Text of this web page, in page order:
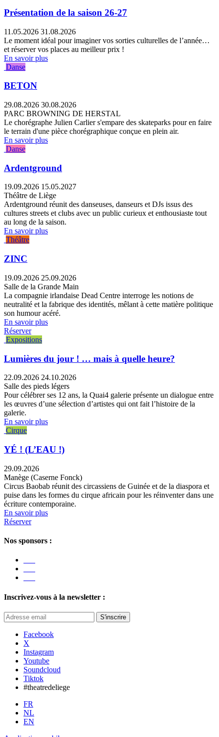
Présentation de la saison 26-27
11.05.2026 31.08.2026
Le moment idéal pour imaginer vos sorties culturelles de l’année…
et réserver vos places au meilleur prix !
En savoir plus
Danse
BETON
29.08.2026 30.08.2026
PARC BROWNING DE HERSTAL
Le chorégraphe Julien Carlier s'empare des skateparks pour en faire
le terrain d'une pièce chorégraphique conçue en plein air.
En savoir plus
Danse
Ardentground
19.09.2026 15.05.2027
Théâtre de Liège
Ardentground réunit des danseuses, danseurs et DJs issus des
cultures streets et clubs avec un public curieux et enthousiaste tout
au long de la saison.
En savoir plus
Théâtre
ZINC
19.09.2026 25.09.2026
Salle de la Grande Main
La compagnie irlandaise Dead Centre interroge les notions de
neutralité et la fabrique des identités, mêlant à cette matière politique
son humour acéré.
En savoir plus
Réserver
Expositions
Lumières du jour ! … mais à quelle heure?
22.09.2026 24.10.2026
Salle des pieds légers
Pour célébrer ses 12 ans, la Quai4 galerie présente un dialogue entre
les œuvres d’une sélection d’artistes qui ont fait l’histoire de la
galerie.
En savoir plus
Cirque
YÉ ! (L’EAU !)
29.09.2026
Manège (Caserne Fonck)
Circus Baobab réunit des circassiens de Guinée et de la diaspora et
puise dans les formes du cirque africain pour les réinventer dans une
écriture contemporaine.
En savoir plus
Réserver
Nos sponsors :
Inscrivez-vous à la newsletter :
S'inscrire
Facebook
X
Instagram
Youtube
Soundcloud
Tiktok
#theatredeliege
FR
NL
EN